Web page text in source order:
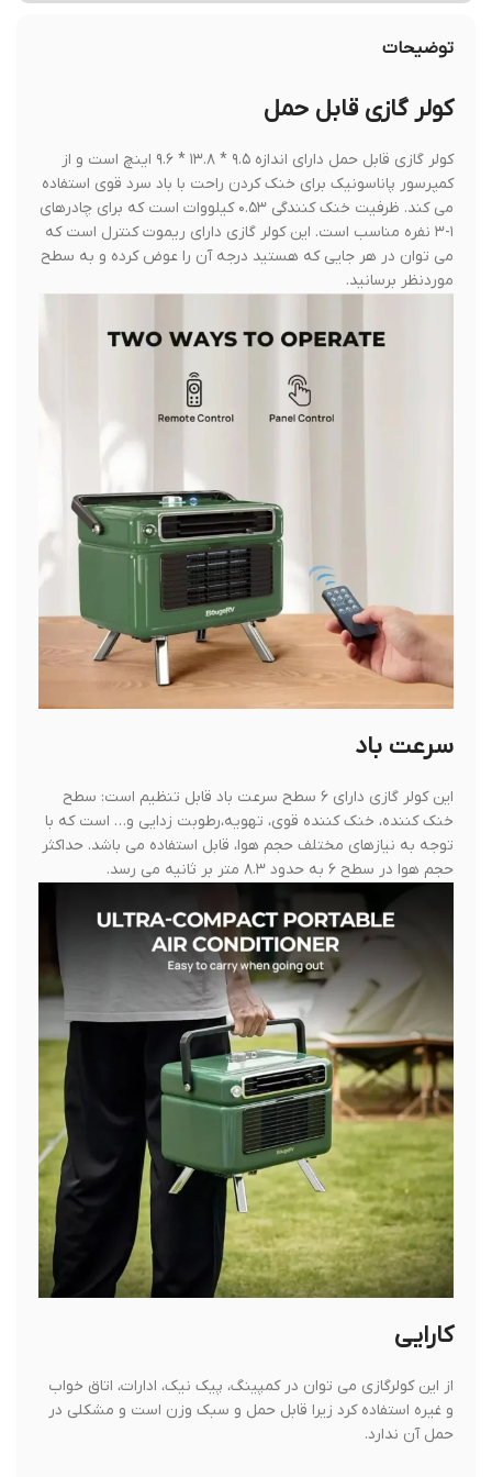
توضیحات
کولر گازی قابل حمل
کولر گازی قابل حمل دارای اندازه ۹.۵ * ۱۳.۸ * ۹.۶ اینچ است و از
کمپرسور پاناسونیک برای خنک کردن راحت با باد سرد قوی استفاده
می کند. ظرفیت خنک کنندگی ۰.۵۳ کیلووات است که برای چادرهای
۱-۳ نفره مناسب است. این کولر گازی دارای ریموت کنترل است که
می توان در هر جایی که هستید درجه آن را عوض کرده و به سطح
موردنظر برسانید.
سرعت باد
این کولر گازی دارای ۶ سطح سرعت باد قابل تنظیم است: سطح
خنک کننده، خنک کننده قوی، تهویه،رطوبت زدایی و… است که با
توجه به نیازهای مختلف حجم هوا، قابل استفاده می باشد. حداکثر
حجم هوا در سطح ۶ به حدود ۸.۳ متر بر ثانیه می رسد.
کارایی
از این کولرگازی می توان در کمپینگ، پیک نیک، ادارات، اتاق خواب
و غیره استفاده کرد زیرا قابل حمل و سبک وزن است و مشکلی در
حمل آن ندارد.